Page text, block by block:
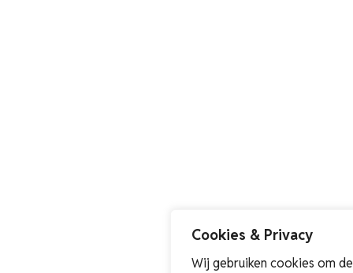
Cookies & Privacy
Wij gebruiken cookies om